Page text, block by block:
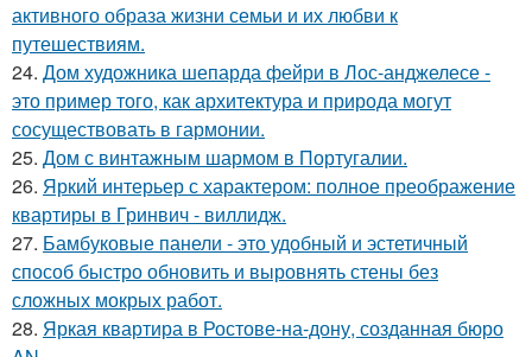
активного образа жизни семьи и их любви к
путешествиям.
24. Дом художника шепарда фейри в Лос-анджелесе -
это пример того, как архитектура и природа могут
сосуществовать в гармонии.
25. Дом с винтажным шармом в Португалии.
26. Яркий интерьер с характером: полное преображение
квартиры в Гринвич - виллидж.
27. Бамбуковые панели - это удобный и эстетичный
способ быстро обновить и выровнять стены без
сложных мокрых работ.
28. Яркая квартира в Ростове-на-дону, созданная бюро